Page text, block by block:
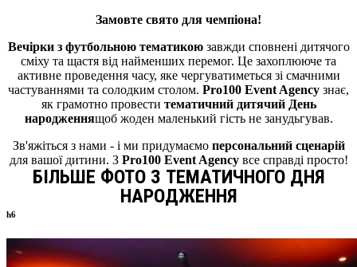
Замовте свято для чемпіона!
Вечірки з футбольною тематикоюзавжди сповнені дитячого
сміху та щастя від найменших перемог. Це захоплююче та
активне проведення часу, яке чергуватиметься зі смачними
частуваннями та солодким столом. Pro100 Event Agency знає,
як грамотно провести тематичний дитячий День
народженнящоб жоден маленький гість не занудьгував.
Зв'яжіться з нами - і ми придумаємо персональний сценарій
для вашої дитини. З Pro100 Event Agencyвсе справді просто!
БІЛЬШЕ ФОТО З ТЕМАТИЧНОГО ДНЯ
НАРОДЖЕННЯ
h6